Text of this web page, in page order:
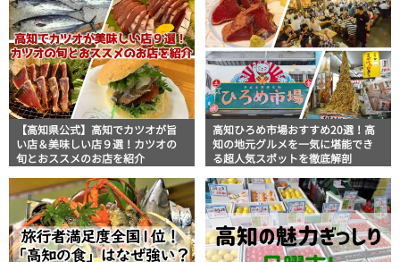
【高知県公式】高知でカツオが旨
い店＆美味しい店９選！カツオの
旬とおススメのお店を紹介
高知ひろめ市場おすすめ20選！高
知の地元グルメを一気に堪能でき
る超人気スポットを徹底解剖